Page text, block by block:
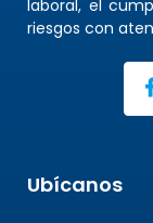
laboral, el
riesgos con
Ubícanos